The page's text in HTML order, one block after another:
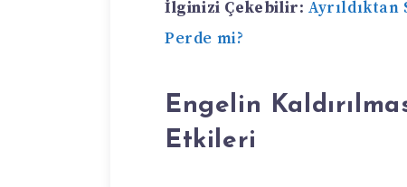
İlginizi Çekebilir:
Perde mi?
Engelin
Etkileri